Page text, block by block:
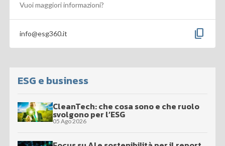
Vuoi maggiori informazioni?
info@esg360.it content_copy
ESG e business
CleanTech: che cosa sono e che ruolo
svolgono per l’ESG
05 Ago 2026